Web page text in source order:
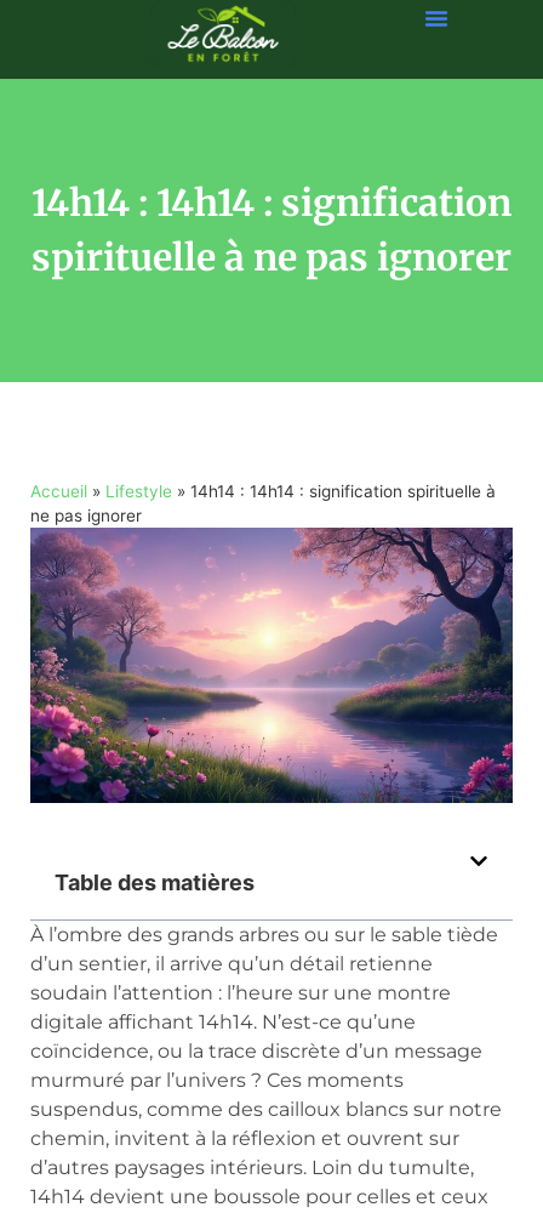
14h14 : 14h14 : signification
spirituelle à ne pas ignorer
Accueil » Lifestyle » 14h14 : 14h14 : signification spirituelle à
ne pas ignorer
Table des matières
À l’ombre des grands arbres ou sur le sable tiède
d’un sentier, il arrive qu’un détail retienne
soudain l’attention : l’heure sur une montre
digitale affichant 14h14. N’est-ce qu’une
coïncidence, ou la trace discrète d’un message
murmuré par l’univers ? Ces moments
suspendus, comme des cailloux blancs sur notre
chemin, invitent à la réflexion et ouvrent sur
d’autres paysages intérieurs. Loin du tumulte,
14h14 devient une boussole pour celles et ceux